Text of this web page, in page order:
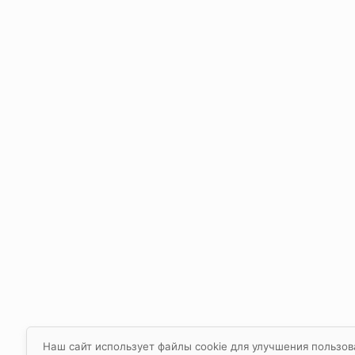
Наш сайт использует файлы cookie для улучшения